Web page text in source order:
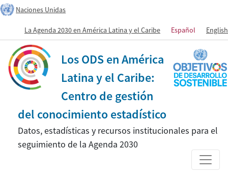
Naciones Unidas
La Agenda 2030 en América Latina y el Caribe Español English
Los ODS en América
Latina y el Caribe:
Centro de gestión
del conocimiento estadístico
Datos, estadísticas y recursos institucionales para el
seguimiento de la Agenda 2030